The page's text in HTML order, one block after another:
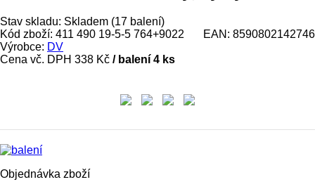
Stav skladu: Skladem (17 balení)
Kód zboží: 411 490 19-5-5 764+9022 EAN: 8590802142746
Výrobce: DV
Cena vč. DPH 338 Kč / balení 4 ks
Objednávka zboží